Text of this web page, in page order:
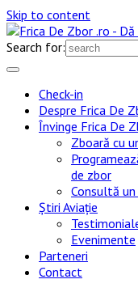
Skip to content
Search for:
Check-in
Despre Frica De
Învinge Frica De
Zboară cu
de zbor
Consultă
Știri Aviație
Evenimente
Parteneri
Contact